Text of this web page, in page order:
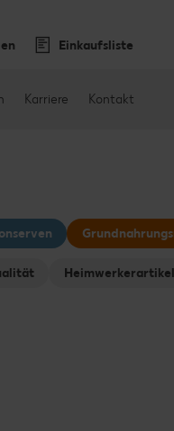
Einkaufsliste
Karriere Kontakt
Heimwerkerartikel